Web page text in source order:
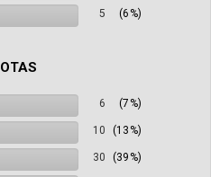
5 (6%)
6 (7%)
10 (13%)
30 (39%)